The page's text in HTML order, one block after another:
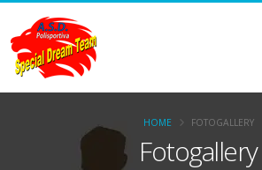
Fotogallery
HOME FOTOGALLERY